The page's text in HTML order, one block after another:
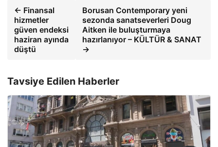
← Finansal
hizmetler
güven endeksi
haziran ayında
düştü
Borusan Contemporary yeni
sezonda sanatseverleri Doug
Aitken ile buluşturmaya
hazırlanıyor – KÜLTÜR & SANAT
→
Tavsiye Edilen Haberler